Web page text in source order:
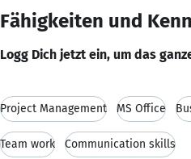
Fähigkeiten und
Logg Dich jetzt ein, um das
Project Management MS Office
Team work Communication skills